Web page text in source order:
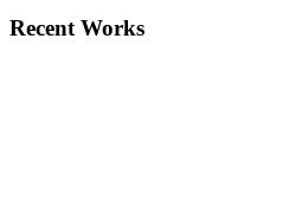
Recent Works